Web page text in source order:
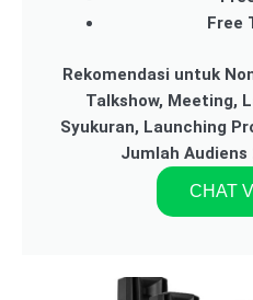
Free
Rekomendasi untuk
Talkshow, Meeting,
Syukuran, Launching
Jumlah Audiens
CHAT